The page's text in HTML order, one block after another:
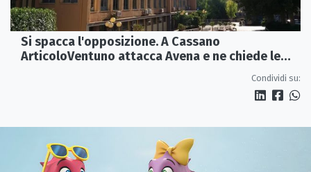
Si spacca l'opposizione. A Cassano
ArticoloVentuno attacca Avena e ne chiede le
Condividi su: